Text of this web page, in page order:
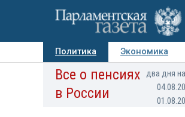
Политика Экономика
Авторы Персоны
Все о пенсиях
в России
два дня